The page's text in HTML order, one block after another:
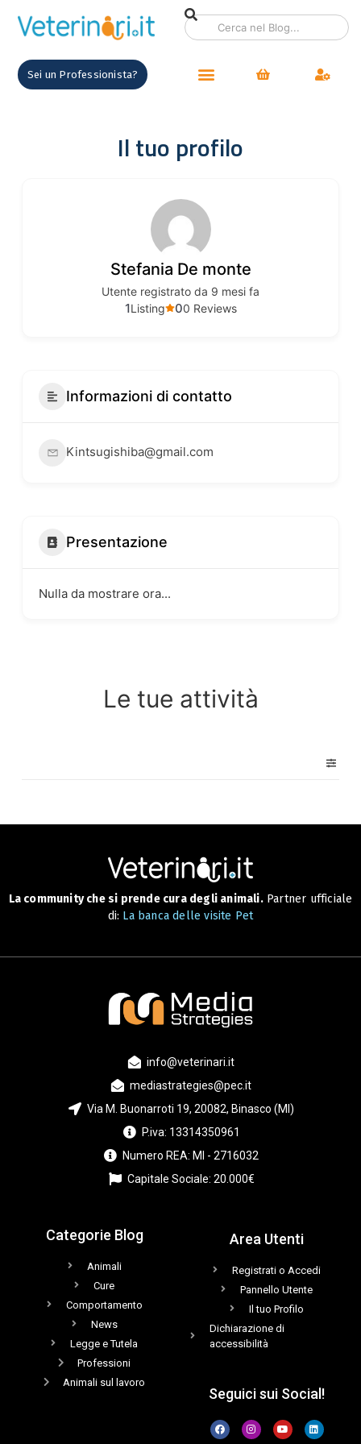
Sei un Professionista?
Il tuo profilo
Stefania De monte
Utente registrato da 9 mesi fa
00 Reviews
1Listing
Informazioni di contatto
Kintsugishiba@gmail.com
Presentazione
Nulla da mostrare ora...
Le tue attività
La community che si prende cura degli animali.Partner ufficiale
di: La banca delle visite Pet
info@veterinari.it
mediastrategies@pec.it
Via M. Buonarroti 19, 20082, Binasco (MI)
P.iva: 13314350961
Numero REA: MI - 2716032
Capitale Sociale: 20.000€
Categorie Blog
Animali
Cure
Comportamento
News
Legge e Tutela
Professioni
Animali sul lavoro
Area Utenti
Registrati o Accedi
Pannello Utente
Il tuo Profilo
Dichiarazione di
accessibilità
Seguici sui Social!